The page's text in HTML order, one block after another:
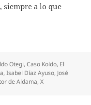
siempre a lo que
Otegi,Caso Koldo, El
,Isabel Díaz Ayuso, José
de Aldama,X